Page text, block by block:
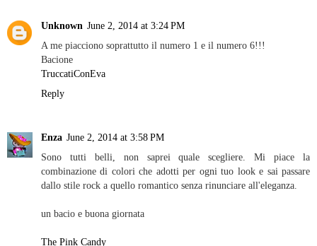
Unknown June 2, 2014 at 3:24 PM
A me piacciono soprattutto il numero 1 e il numero 6!!!
Bacione
TruccatiConEva
Reply
Enza June 2, 2014 at 3:58 PM
Sono tutti belli, non saprei quale scegliere. Mi piace la
combinazione di colori che adotti per ogni tuo look e sai passare
dallo stile rock a quello romantico senza rinunciare all'eleganza.
un bacio e buona giornata
The Pink Candy